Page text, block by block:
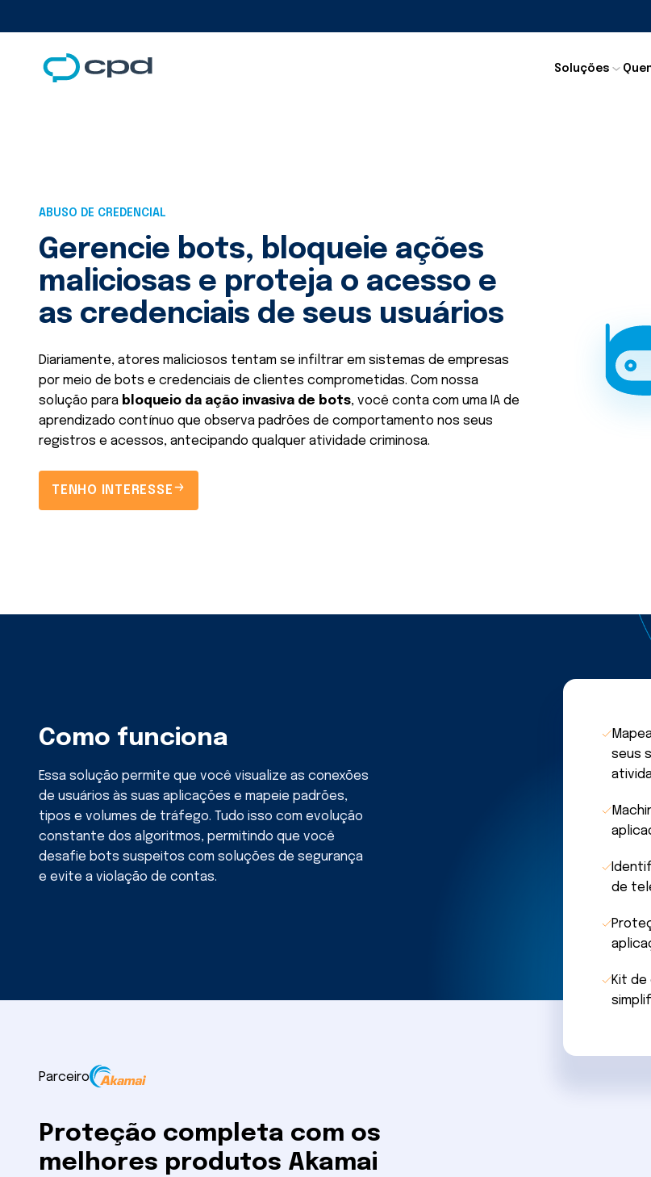
Soluções
ABUSO DE CREDENCIAL
Gerencie bots, bloqueie ações
maliciosas e proteja o acesso e
as credenciais de seus usuários
Diariamente, atores maliciosos tentam se infiltrar em sistemas de empresas
por meio de bots e credenciais de clientes comprometidas. Com nossa
solução para bloqueio da ação invasiva de bots, você conta com uma IA de
aprendizado contínuo que observa padrões de comportamento nos seus
registros e acessos, antecipando qualquer atividade criminosa.
TENHO INTERESSE
Como funciona
Essa solução permite que você visualize as conexões
de usuários às suas aplicações e mapeie padrões,
tipos e volumes de tráfego. Tudo isso com evolução
constante dos algoritmos, permitindo que você
desafie bots suspeitos com soluções de segurança
e evite a violação de contas.
seus
de
Kit
Parceiro
Proteção completa com os
melhores produtos Akamai